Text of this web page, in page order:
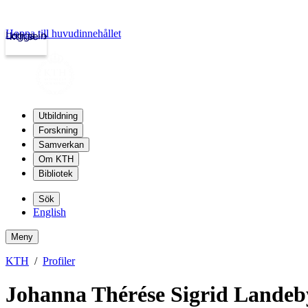
kth.se
Logga in
Hoppa till huvudinnehållet
Utbildning
Forskning
Samverkan
Om KTH
Bibliotek
Sök
English
Meny
KTH Profiler
Johanna Thérése Sigrid